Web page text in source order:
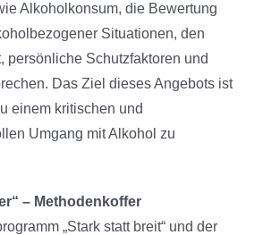
Alkoholkonsum, die Bewertung
Situationen, den
persönliche Schutzfaktoren und
Das Ziel dieses Angebots ist
einem kritischen und
Umgang mit Alkohol zu
– Methodenkoffer
„Stark statt breit“ und der